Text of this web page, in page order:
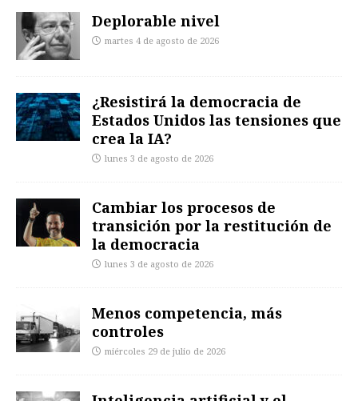
Deplorable nivel
martes 4 de agosto de 2026
¿Resistirá la democracia de
Estados Unidos las tensiones que
crea la IA?
lunes 3 de agosto de 2026
Cambiar los procesos de
transición por la restitución de
la democracia
lunes 3 de agosto de 2026
Menos competencia, más
controles
miércoles 29 de julio de 2026